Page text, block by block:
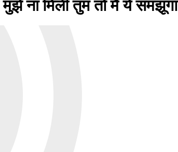
ना मिली तुम तो मैं ये समझूंगा